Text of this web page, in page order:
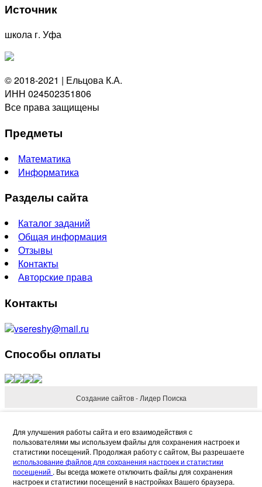
Источник
школа г. Уфа
© 2018-2021 | Ельцова К.А.
ИНН 024502351806
Все права защищены
Предметы
Математика
Информатика
Разделы сайта
Каталог заданий
Общая информация
Отзывы
Контакты
Авторские права
Контакты
vsereshy@mail.ru
Способы оплаты
Создание сайтов - Лидер Поиска
Refund Reason
Для улучшения работы сайта и его взаимодействия с
пользователями мы используем файлы для сохранения настроек и
статистики посещений. Продолжая работу с сайтом, Вы разрешаете
использование файлов для сохранения настроек и статистики
посещений . Вы всегда можете отключить файлы для сохранения
настроек и статистики посещений в настройках Вашего браузера.